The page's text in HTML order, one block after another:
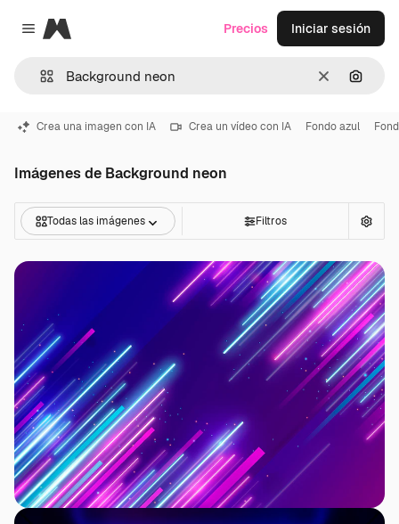
Close menu
Magnific
Borrar
Precios Iniciar sesión
Crea una imagen con IA Crea un vídeo con IA Fondo azul
Imágenes de Background neon
Todas las imágenes Filtros